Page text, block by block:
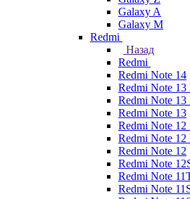
Galaxy A
Galaxy M
Redmi
Назад
Redmi
Redmi Note 14
Redmi Note 13
Redmi Note 13
Redmi Note 13
Redmi Note 12
Redmi Note 12
Redmi Note 12
Redmi Note
Redmi Note
Redmi Note